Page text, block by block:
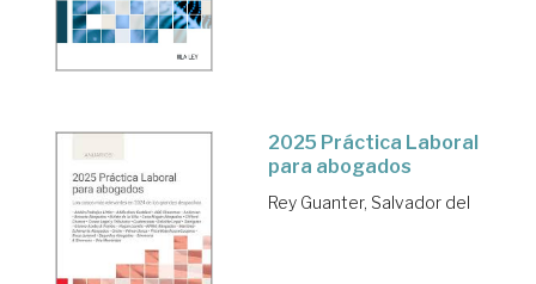
2025 Práctica Laboral
para abogados
Rey Guanter, Salvador del